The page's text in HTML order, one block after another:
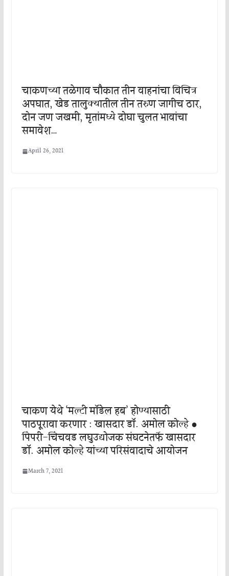
चाकणच्या तळेगाव चौकात तीन वाहनांचा विचित्र
अपघात, खेड तालुक्यातील तीन तरुण जागीच ठार,
दोन जण जखमी, मृतांमध्ये दोघा चुलत भावांचा
समावेश…
April 26, 2021
चाकण येथे ‘मल्टी मॉडेल हब’ होण्यासाठी
पाठपूरावा करणार : खासदार डॉ. अमोल कोल्हे ●
पिंपरी-चिंचवड लघुउद्योजक संघटनेतर्फे खासदार
डॉ. अमोल कोल्हे यांच्या परिसंवादाचे आयोजन
March 7, 2021